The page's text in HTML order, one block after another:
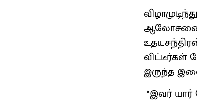
விட்டீர்கள்
இருந்த
“இவர் யார்